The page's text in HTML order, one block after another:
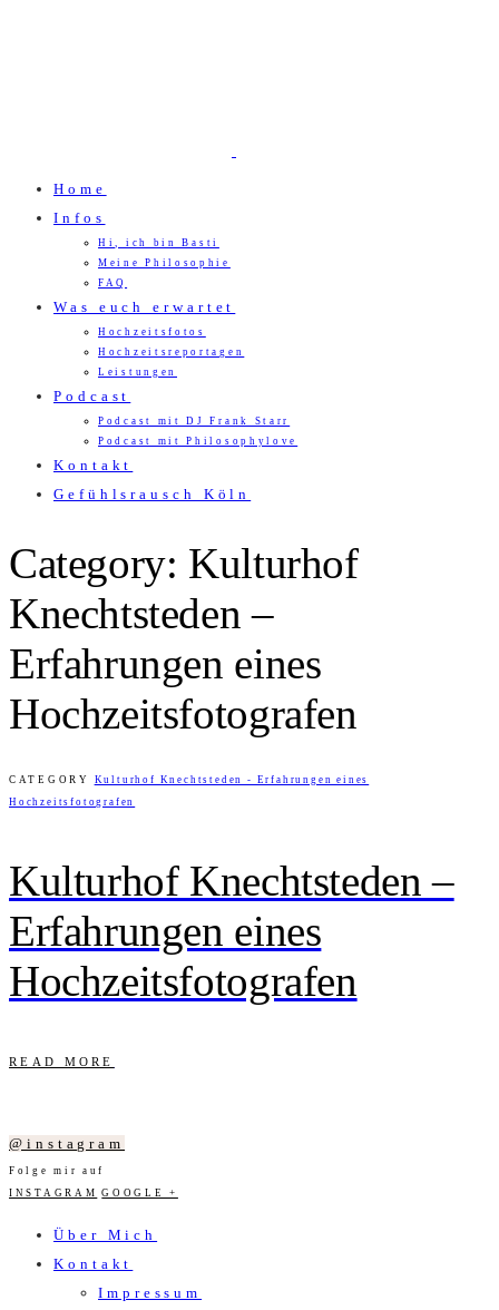
Home
Infos
Hi, ich bin Basti
Meine Philosophie
FAQ
Was euch erwartet
Hochzeitsfotos
Hochzeitsreportagen
Leistungen
Podcast
Podcast mit DJ Frank Starr
Podcast mit Philosophylove
Kontakt
Gefühlsrausch Köln
Category: Kulturhof
Knechtsteden –
Erfahrungen eines
Hochzeitsfotografen
CATEGORY
Kulturhof Knechtsteden - Erfahrungen eines
Hochzeitsfotografen
Kulturhof Knechtsteden –
Erfahrungen eines
Hochzeitsfotografen
READ MORE
@instagram
Folge mir auf
INSTAGRAM
GOOGLE +
Über Mich
Kontakt
Impressum